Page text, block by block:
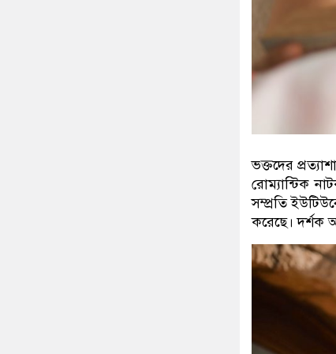
ভক্তদের
রোম্যান্টিক
সম্প্রতি
করেছে। দর্শক